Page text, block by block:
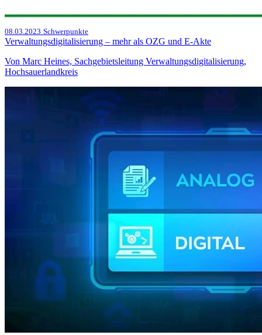
08.03.2023 Schwerpunkte
Verwaltungsdigitalisierung – mehr als OZG und E-Akte
Von Marc Heines, Sachgebietsleitung Verwaltungsdigitalisierung,
Hochsauerlandkreis